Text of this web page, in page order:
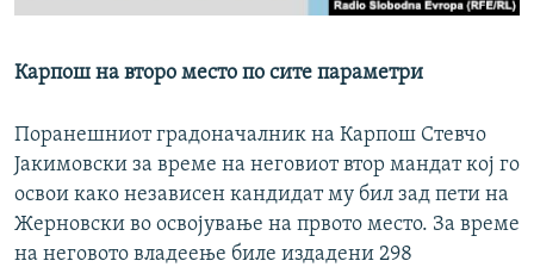
Карпош на второ место по сите параметри
Поранешниот градоначалник на Карпош Стевчо
Јакимовски за време на неговиот втор мандат кој го
освои како независен кандидат му бил зад пети на
Жерновски во освојување на првото место. За време
на неговото владеење биле издадени 298